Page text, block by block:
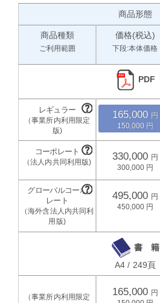
商品形態
商品種類
ご利用範囲
価格(税込)
下段:本体価格
PDF
165,000
150,000
330,000
300,000
495,000
450,000
書 籍
A4 / 249頁
165,000